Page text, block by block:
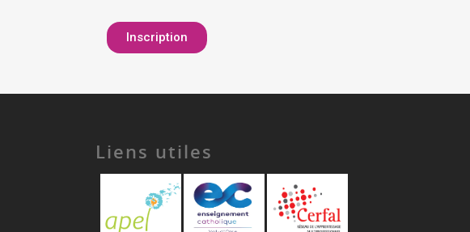
Inscription
Liens utiles